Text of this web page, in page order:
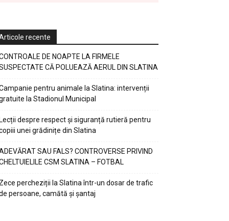
recente
DE NOAPTE LA FIRMELE
CĂ POLUEAZĂ AERUL DIN SLATINA
pentru animale la Slatina: intervenții
la Stadionul Municipal
despre respect și siguranță rutieră pentru
unei grădinițe din Slatina
SAU FALS? CONTROVERSE PRIVIND
CSM SLATINA – FOTBAL
percheziții la Slatina într-un dosar de trafic
persoane, camătă și șantaj